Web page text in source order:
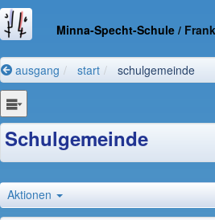
Minna-Specht-Schule /
ausgang start schulgemeinde
Schulgemeinde
Aktionen